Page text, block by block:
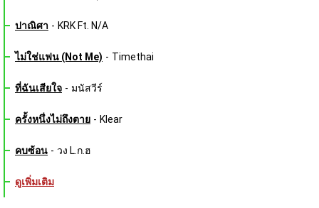
ปาณิศา - KRK Ft. N/A
ไม่ใช่แฟน (Not Me) - Timethai
ที่ฉันเสียใจ - มนัสวีร์
ครั้งหนึ่งไม่ถึงตาย - Klear
คบซ้อน - วง L.ก.ฮ
ดูเพิ่มเติม